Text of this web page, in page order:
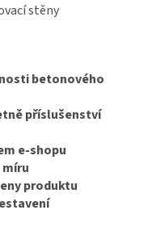
stěny
betonového
příslušenství
e-shopu
produktu